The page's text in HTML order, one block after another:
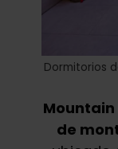
Dormitorios
de